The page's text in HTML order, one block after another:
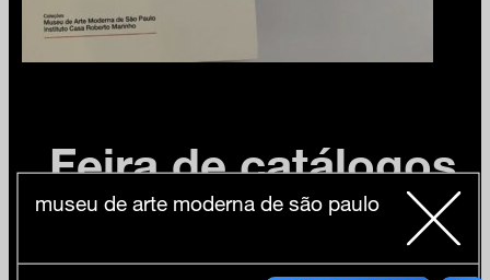
Feira de catálogos
22 fev (sáb) 10h às 18h
museu de arte moderna de são paulo